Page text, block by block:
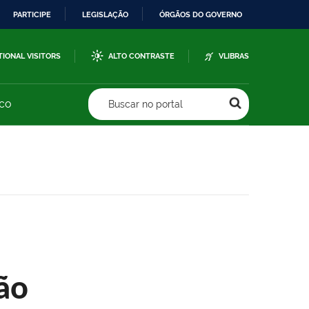
PARTICIPE LEGISLAÇÃO ÓRGÃOS DO GOVERNO
VISITORS ALTO CONTRASTE VLIBRAS
Buscar no portal